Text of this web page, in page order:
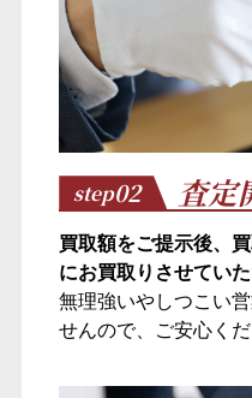
step02 査定
買取額をご提示後、
にお買取りさせていた
無理強いやしつこい
せんので、ご安心くだ